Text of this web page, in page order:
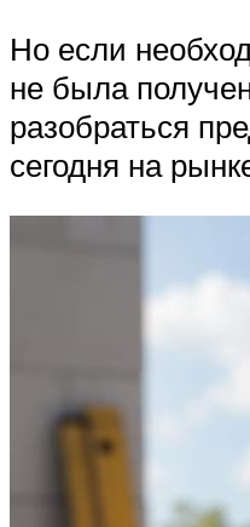
Но если
не была
разобраться
сегодня на